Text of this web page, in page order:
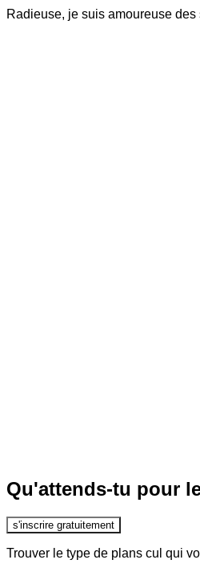
Radieuse, je suis amoureuse
Qu'attends-tu pour
s'inscrire gratuitement
Trouver le type de plans cul qui